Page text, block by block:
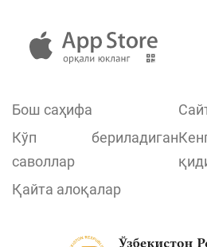
Бош саҳифа
Кўп бериладиган
саволлар
Қайта алоқалар